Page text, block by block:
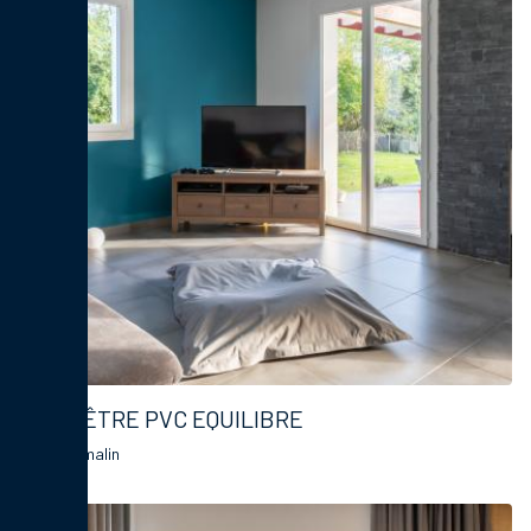
FENÊTRE PVC EQUILIBRE
Le choix malin